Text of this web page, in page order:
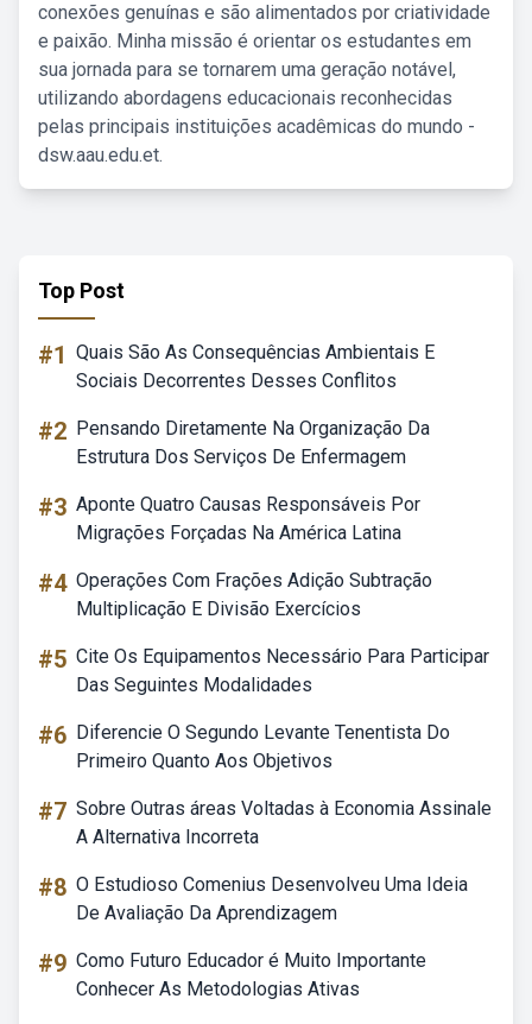
conexões genuínas e são alimentados por criatividade
e paixão. Minha missão é orientar os estudantes em
sua jornada para se tornarem uma geração notável,
utilizando abordagens educacionais reconhecidas
pelas principais instituições acadêmicas do mundo -
dsw.aau.edu.et.
Top Post
#1 Quais São As Consequências Ambientais E
Sociais Decorrentes Desses Conflitos
#2 Pensando Diretamente Na Organização Da
Estrutura Dos Serviços De Enfermagem
#3 Aponte Quatro Causas Responsáveis Por
Migrações Forçadas Na América Latina
#4 Operações Com Frações Adição Subtração
Multiplicação E Divisão Exercícios
#5 Cite Os Equipamentos Necessário Para Participar
Das Seguintes Modalidades
#6 Diferencie O Segundo Levante Tenentista Do
Primeiro Quanto Aos Objetivos
#7 Sobre Outras áreas Voltadas à Economia Assinale
A Alternativa Incorreta
#8 O Estudioso Comenius Desenvolveu Uma Ideia
De Avaliação Da Aprendizagem
#9 Como Futuro Educador é Muito Importante
Conhecer As Metodologias Ativas